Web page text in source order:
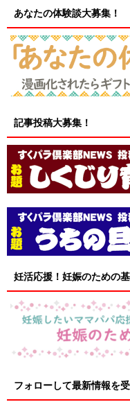
あなたの体験談大募集！
記事投稿大募集！
妊活応援！妊娠のための
フォローして最新情報を